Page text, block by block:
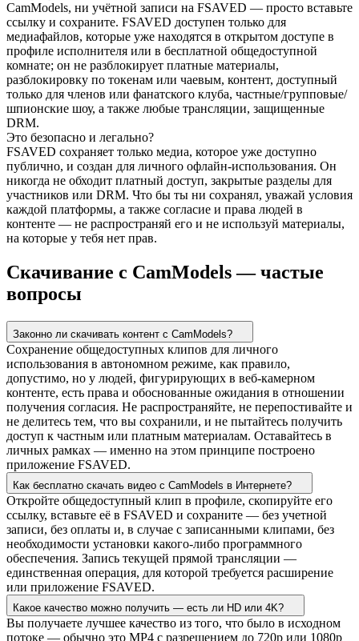
CamModels, ни учётной записи на FSAVED — просто вставьте
ссылку и сохраните. FSAVED доступен только для
медиафайлов, которые уже находятся в открытом доступе в
профиле исполнителя или в бесплатной общедоступной
комнате; он не разблокирует платные материалы,
разблокировку по токенам или чаевым, контент, доступный
только для членов или фанатского клуба, частные/групповые/
шпионские шоу, а также любые трансляции, защищенные
DRM.
Это безопасно и легально?
FSAVED сохраняет только медиа, которое уже доступно
публично, и создан для личного офлайн-использования. Он
никогда не обходит платный доступ, закрытые разделы для
участников или DRM. Что бы ты ни сохранял, уважай условия
каждой платформы, а также согласие и права людей в
контенте — не распространяй его и не используй материалы,
на которые у тебя нет прав.
Скачивание с CamModels — частые
вопросы
Законно ли скачивать контент с CamModels?
Сохранение общедоступных клипов для личного
использования в автономном режиме, как правило,
допустимо, но у людей, фигурирующих в веб-камерном
контенте, есть права и обоснованные ожидания в отношении
получения согласия. Не распространяйте, не перепостивайте и
не делитесь тем, что вы сохранили, и не пытайтесь получить
доступ к частным или платным материалам. Оставайтесь в
личных рамках — именно на этом принципе построено
приложение FSAVED.
Как бесплатно скачать видео с CamModels в Интернете?
Откройте общедоступный клип в профиле, скопируйте его
ссылку, вставьте её в FSAVED и сохраните — без учетной
записи, без оплаты и, в случае с записанными клипами, без
необходимости установки какого-либо программного
обеспечения. Запись текущей прямой трансляции —
единственная операция, для которой требуется расширение
или приложение FSAVED.
Какое качество можно получить — есть ли HD или 4K?
Вы получаете лучшее качество из того, что было в исходном
потоке — обычно это MP4 с разрешением до 720p или 1080p